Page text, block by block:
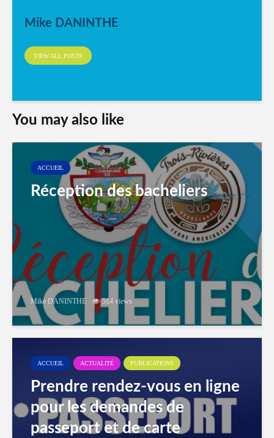
Mike DANINTHE
VIEW ALL POSTS
You may also like
ACCUEIL
Réception des bacheliers
Mike DANINTHE 514 views
ACCUEIL ACTUALITÉ PUBLICATIONS
Prendre rendez-vous en ligne
pour les demandes de
passeport et de carte